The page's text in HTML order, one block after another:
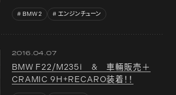
BMW 2 エンジンチューン
2016.04.07
BMW F22/M235i & 車輛販売＋
CRAMIC 9H+RECARO装着！！